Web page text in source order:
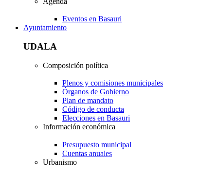
Eventos en Basauri
Ayuntamiento
UDALA
Composición política
Plenos y comisiones municipales
Órganos de Gobierno
Plan de mandato
Código de conducta
Elecciones en Basauri
Información económica
Presupuesto municipal
Cuentas anuales
Urbanismo